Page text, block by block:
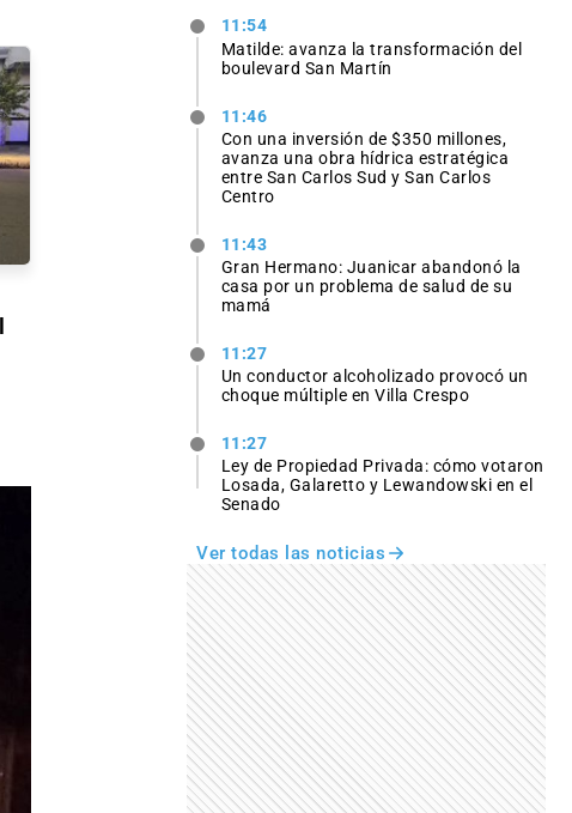
11:54
Matilde: avanza la transformación del
boulevard San Martín
11:46
Con una inversión de $350 millones,
avanza una obra hídrica estratégica
entre San Carlos Sud y San Carlos
Centro
11:43
Gran Hermano: Juanicar abandonó la
casa por un problema de salud de su
mamá
11:27
Un conductor alcoholizado provocó un
choque múltiple en Villa Crespo
11:27
Ley de Propiedad Privada: cómo votaron
Losada, Galaretto y Lewandowski en el
Senado
Ver todas las noticias